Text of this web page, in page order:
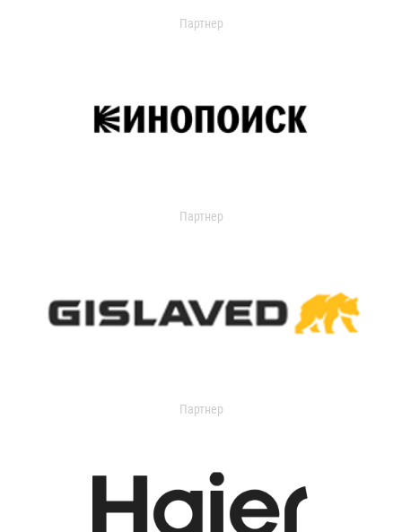
Партнер
Партнер
Партнер